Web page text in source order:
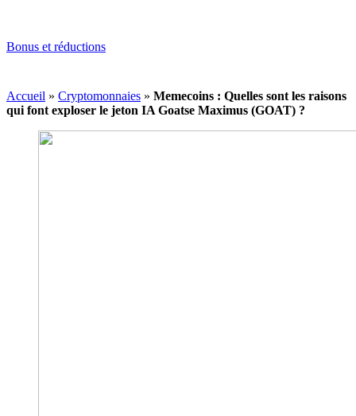
Bonus et réductions
Accueil » Cryptomonnaies » Memecoins : Quelles sont les raisons
qui font exploser le jeton IA Goatse Maximus (GOAT) ?